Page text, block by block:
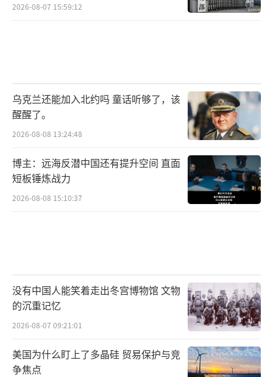
2026-08-07 15:59:12
乌克兰还能加入北约吗 童话听够了，该
醒醒了。
2026-08-08 13:24:48
博主：远海反潜中国还有提升空间 直面
短板锤炼战力
2026-08-08 15:10:37
没有中国人能笑着走出冬宫博物馆 文物
的沉重记忆
2026-08-07 09:21:01
美国为什么盯上了多晶硅 贸易保护与竞
争焦点